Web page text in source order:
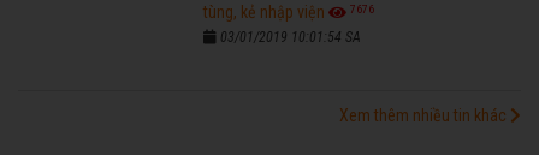
tùng, kẻ nhập viện
7676
03/01/2019 10:01:54 SA
Xem thêm nhiều tin khác